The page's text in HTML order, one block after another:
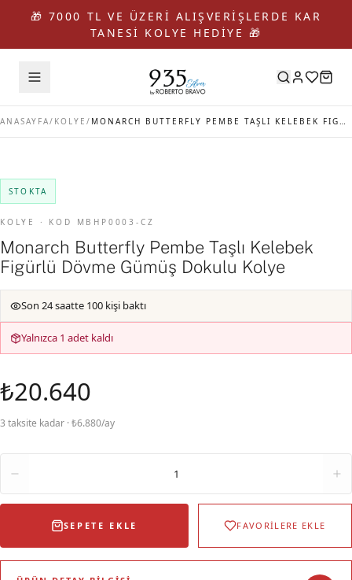
🎁 7000 TL VE ÜZERİ ALIŞVERİŞLERDE KAR
TANESİ KOLYE HEDİYE 🎁
ANASAYFA/ KOLYE / MONARCH BUTTERFLY PEMBE TAŞLI KELEBEK FIGÜRLÜ DÖVME GÜMÜŞ DOKULU KOLYE
STOKTA
KOLYE · KOD MBHP0003-CZ
Monarch Butterfly Pembe Taşlı Kelebek
Figürlü Dövme Gümüş Dokulu Kolye
Son 24 saatte 100 kişi baktı
Yalnızca 1 adet kaldı
₺20.640
3 taksite kadar · ₺6.880/ay
1
SEPETE EKLE FAVORİLERE EKLE